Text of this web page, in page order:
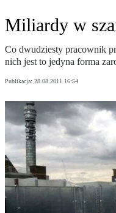
Miliardy w
Co dwudziesty pracownik
nich jest to jedyna forma
Publikacja: 28.08.2011 16:54